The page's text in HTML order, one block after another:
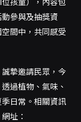
參與及抽獎資
間中，共同感受
摯邀請民眾，今
過植物、氣味、
日常。相關資訊
址：